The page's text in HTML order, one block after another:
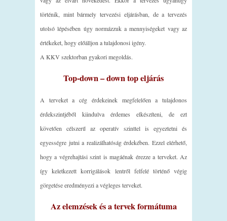
történik, mint bármely tervezési eljárásban, de a tervezés
utolsó lépésében úgy normázzuk a mennyiségeket vagy az
értékeket, hogy előálljon a tulajdonosi igény.
A KKV szektorban gyakori megoldás.
Top-down – down top eljárás
A terveket a cég érdekeinek megfelelően a tulajdonos
érdekszintjéből kiindulva érdemes elkészíteni, de ezt
követően célszerű az operatív szinttel is egyeztetni és
egyességre jutni a realizálhatóság érdekében. Ezzel elérhető,
hogy a végrehajtási szint is magáénak érezze a terveket. Az
így keletkezett korrigálások lentről felfelé történő végig
görgetése eredményezi a végleges terveket.
Az elemzések és a tervek formátuma